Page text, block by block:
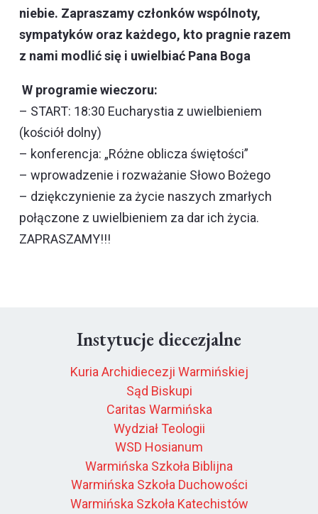
niebie. Zapraszamy członków wspólnoty,
sympatyków oraz każdego, kto pragnie razem
z nami modlić się i uwielbiać Pana Boga
W programie wieczoru:
– START: 18:30 Eucharystia z uwielbieniem
(kościół dolny)
– konferencja: „Różne oblicza świętości”
– wprowadzenie i rozważanie Słowo Bożego
– dziękczynienie za życie naszych zmarłych
połączone z uwielbieniem za dar ich życia.
ZAPRASZAMY!!!
Instytucje diecezjalne
Kuria Archidiecezji Warmińskiej
Sąd Biskupi
Caritas Warmińska
Wydział Teologii
WSD Hosianum
Warmińska Szkoła Biblijna
Warmińska Szkoła Duchowości
Warmińska Szkoła Katechistów